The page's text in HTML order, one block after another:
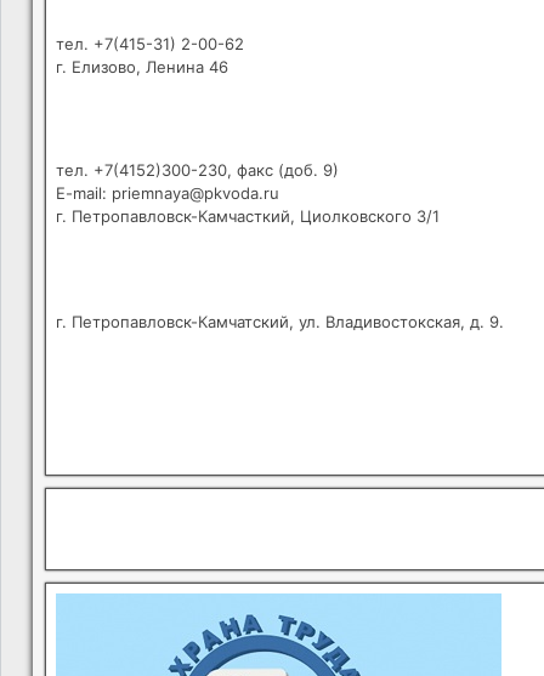
тел. +7(415-31) 2-00-62
г. Елизово, Ленина 46
тел. +7(4152)300-230, факс (доб. 9)
E-mail: priemnaya@pkvoda.ru
г. Петропавловск-Камчасткий, Циолковского 3/1
г. Петропавловск-Камчатский, ул. Владивостокская, д. 9.